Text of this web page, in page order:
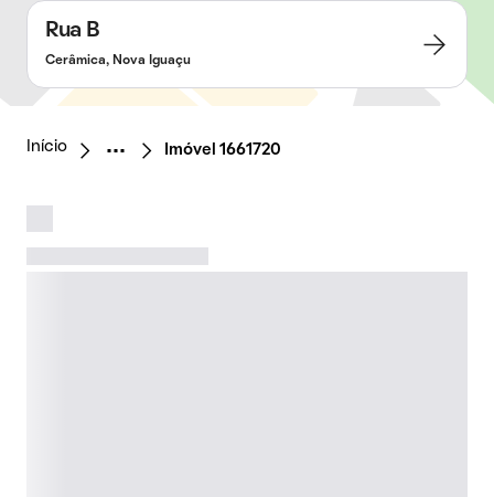
Rua B
Cerâmica, Nova Iguaçu
Início Imóvel 1661720